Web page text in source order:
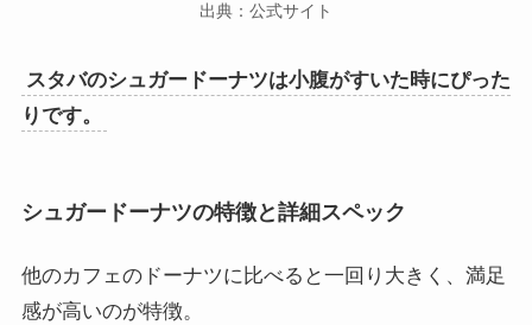
出典：公式サイト
スタバのシュガードーナツは小腹がすいた時にぴった
りです。
シュガードーナツの特徴と詳細スペック
他のカフェのドーナツに比べると一回り大きく、満足
感が高いのが特徴。